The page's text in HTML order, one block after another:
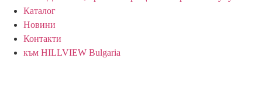
Каталог
Новини
Контакти
към HILLVIEW Bulgaria